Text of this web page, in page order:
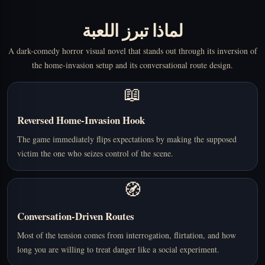
لماذا تبرز اللعبة
A dark-comedy horror visual novel that stands out through its inversion of
the home-invasion setup and its conversational route design.
📖
Reversed Home-Invasion Hook
The game immediately flips expectations by making the supposed
victim the one who seizes control of the scene.
🧭
Conversation-Driven Routes
Most of the tension comes from interrogation, flirtation, and how
long you are willing to treat danger like a social experiment.